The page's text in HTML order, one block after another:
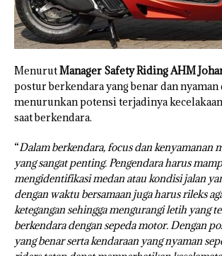
MenurutManager Safety Riding AHM
postur berkendara yang benar dan nyaman
menurunkan potensi terjadinya
saat berkendara.
“Dalam berkendara, focus dan kenyamanan
yang sangat penting. Pengendara harus
mengidentifikasi medan atau kondisi jalan
dengan waktu bersamaan juga harus rileks
ketegangan sehingga mengurangi letih yang
berkendara dengan sepeda motor. Dengan
yang benar serta kendaraan yang nyaman